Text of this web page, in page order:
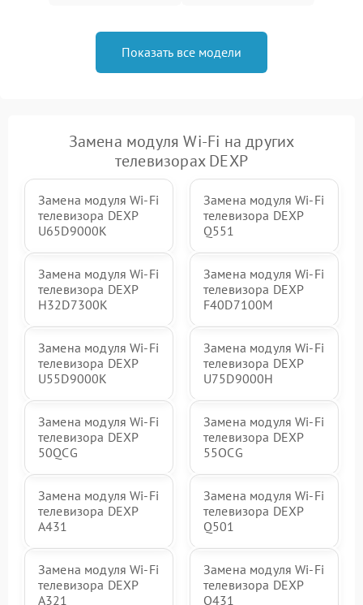
Показать все модели
Замена модуля Wi-Fi на других
телевизорах DEXP
Замена модуля Wi-Fi
телевизора DEXP
U65D9000K
Замена модуля Wi-Fi
телевизора DEXP
Q551
Замена модуля Wi-Fi
телевизора DEXP
H32D7300K
Замена модуля Wi-Fi
телевизора DEXP
F40D7100M
Замена модуля Wi-Fi
телевизора DEXP
U55D9000K
Замена модуля Wi-Fi
телевизора DEXP
U75D9000H
Замена модуля Wi-Fi
телевизора DEXP
50QCG
Замена модуля Wi-Fi
телевизора DEXP
55OCG
Замена модуля Wi-Fi
телевизора DEXP
A431
Замена модуля Wi-Fi
телевизора DEXP
Q501
Замена модуля Wi-Fi
телевизора DEXP
A321
Замена модуля Wi-Fi
телевизора DEXP
Q431